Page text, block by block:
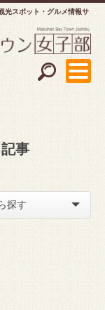
光スポット・グルメ情報サ
事
探す